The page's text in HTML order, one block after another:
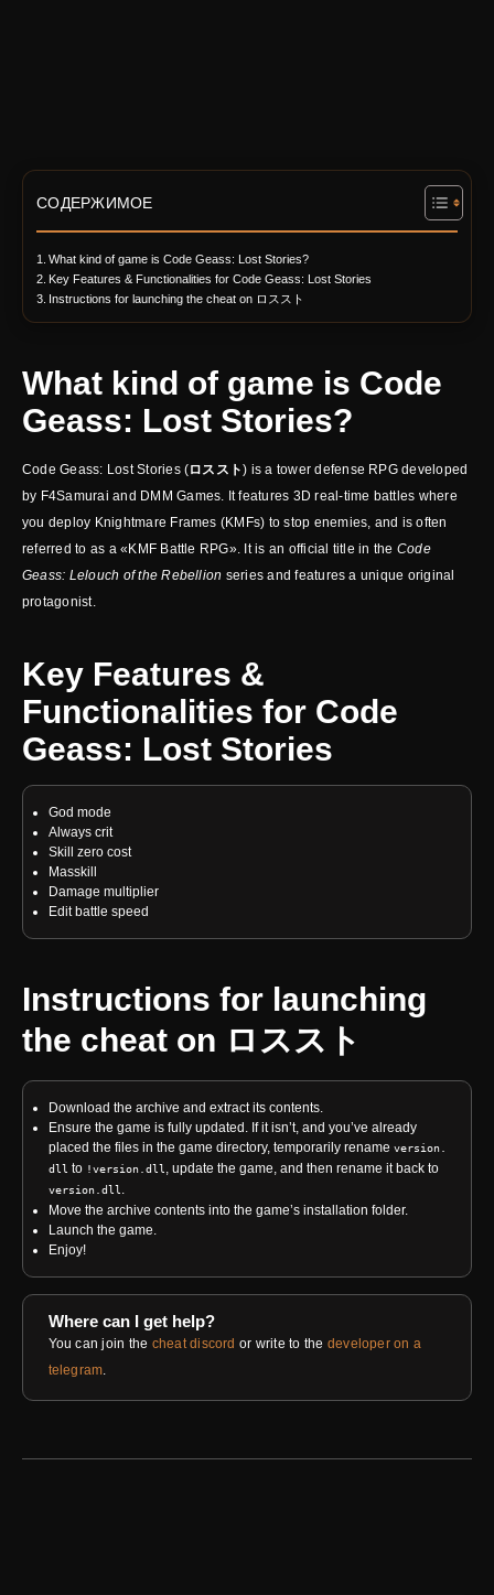
СОДЕРЖИМОЕ
What kind of game is Code Geass: Lost Stories?
Key Features & Functionalities for Code Geass: Lost Stories
Instructions for launching the cheat on ロススト
What kind of game is Code
Geass: Lost Stories?
Code Geass: Lost Stories (ロススト) is a tower defense RPG developed
by F4Samurai and DMM Games. It features 3D real-time battles where
you deploy Knightmare Frames (KMFs) to stop enemies, and is often
referred to as a «KMF Battle RPG». It is an official title in the Code
Geass: Lelouch of the Rebellion series and features a unique original
protagonist.
Key Features &
Functionalities for Code
Geass: Lost Stories
God mode
Always crit
Skill zero cost
Masskill
Damage multiplier
Edit battle speed
Instructions for launching
the cheat on ロススト
Download the archive and extract its contents.
Ensure the game is fully updated. If it isn’t, and you’ve already
placed the files in the game directory, temporarily rename version.
dll to !version.dll , update the game, and then rename it back to
version.dll
Move the archive contents into the game’s installation folder.
Launch the game.
Enjoy!
Where can I get help?
You can join the cheat discord or write to the developer on a
telegram